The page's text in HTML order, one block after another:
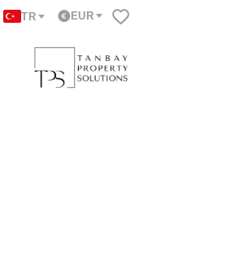
TR EUR